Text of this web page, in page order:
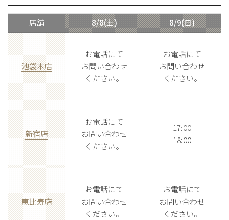
店舗 8/8(土) 8/9(日)
池袋本店
お電話にて
お問い合わせ
ください。
お電話にて
お問い合わせ
ください。
新宿店
お電話にて
お問い合わせ
ください。
17:00
18:00
恵比寿店
お電話にて
お問い合わせ
ください。
お電話にて
お問い合わせ
ください。